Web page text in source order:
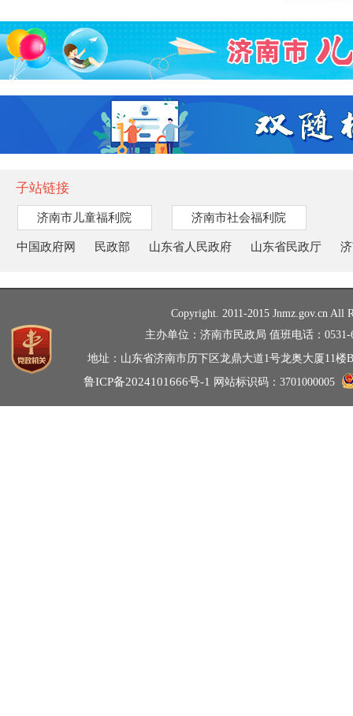
子站链接
济南市儿童福利院 济南市社会福利院
中国政府网 民政部 山东省人民政府 山东省民政厅
Copyright. 2011-2015 Jnmz.gov.cn All
主办单位：济南市民政局 值班电话：0531-
地址：山东省济南市历下区龙鼎大道1号龙奥大厦11楼
鲁ICP备2024101666号-1 网站标识码：3701000005